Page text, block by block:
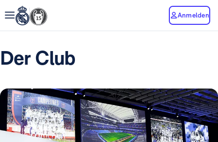
Anmelden
Der Club